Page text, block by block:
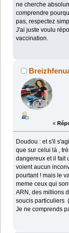
ne cherche
comprendre
pas, respectez
J'ai juste voulu
vaccination.
«
Doudou : et s'il
que sur celui là ,
dangereux et il fait
voient aucun
pourtant ! mais le
meme ceux qui
ARN, des millions
soucis particuliers
Je ne comprends